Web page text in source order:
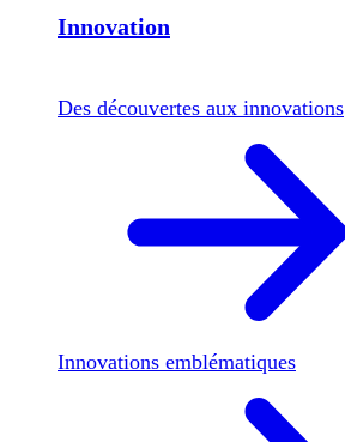
Innovation
Des découvertes aux innovations
Innovations emblématiques